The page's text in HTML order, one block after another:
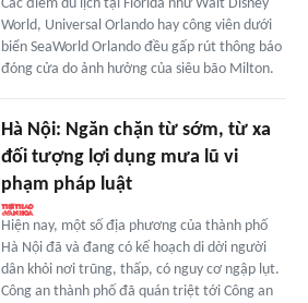
Các điểm du lịch tại Florida như Walt Disney
World, Universal Orlando hay công viên dưới
biển SeaWorld Orlando đều gấp rút thông báo
đóng cửa do ảnh hưởng của siêu bão Milton.
Hà Nội: Ngăn chặn từ sớm, từ xa
đối tượng lợi dụng mưa lũ vi
phạm pháp luật
Hiện nay, một số địa phương của thành phố
Hà Nội đã và đang có kế hoạch di dời người
dân khỏi nơi trũng, thấp, có nguy cơ ngập lụt.
Công an thành phố đã quán triệt tới Công an